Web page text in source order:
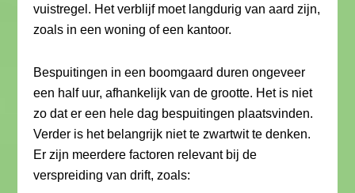
vuistregel. Het verblijf moet langdurig van aard zijn,
zoals in een woning of een kantoor.
Bespuitingen in een boomgaard duren ongeveer
een half uur, afhankelijk van de grootte. Het is niet
zo dat er een hele dag bespuitingen plaatsvinden.
Verder is het belangrijk niet te zwartwit te denken.
Er zijn meerdere factoren relevant bij de
verspreiding van drift, zoals: